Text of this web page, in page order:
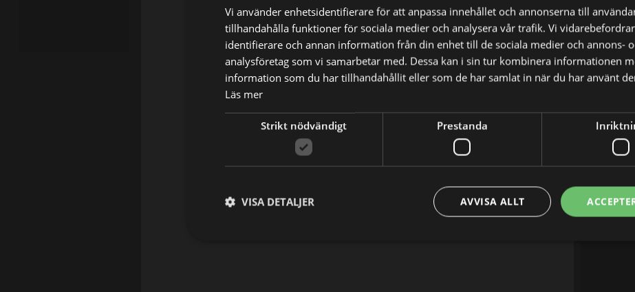
Vi använder enhetsidentifierare för att anpassa innehållet och annonserna till
tillhandahålla funktioner för sociala medier och analysera vår trafik. Vi
identifierare och annan information från din enhet till de sociala medier och annons-
analysföretag som vi samarbetar med. Dessa kan i sin tur kombinera informationen
information som du har tillhandahållit eller som de har samlat in när du har använt
Läs mer
Strikt nödvändigt Prestanda
AVVISA ALLT
VISA DETALJER